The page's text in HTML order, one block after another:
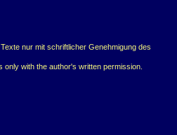
nur mit schriftlicher Genehmigung des
with the author's written permission.